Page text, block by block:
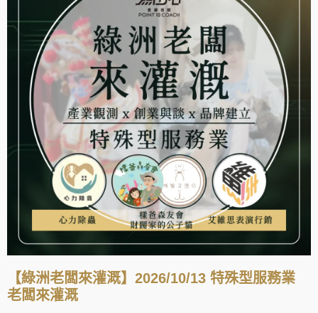
【綠洲老闆來灌溉】2026/10/13 特殊型服務業
老闆來灌溉